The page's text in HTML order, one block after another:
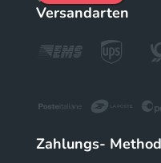
Versandarten
Zahlungs-